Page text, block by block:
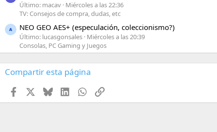
Último: macav Miércoles a las 22:36
TV: Consejos de compra, dudas, etc
NEO GEO AES+ (especulación, coleccionismo?)
Último: lucasgonsales Miércoles a las 20:39
Consolas, PC Gaming y Juegos
Compartir esta página
Facebook BlueskyLinkedInWhatsApp
Enlace